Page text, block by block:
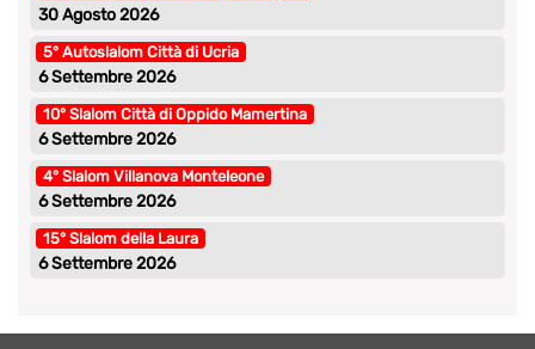
30 Agosto 2026
5° Autoslalom Città di Ucria
6 Settembre 2026
10° Slalom Città di Oppido Mamertina
6 Settembre 2026
4° Slalom Villanova Monteleone
6 Settembre 2026
15° Slalom della Laura
6 Settembre 2026